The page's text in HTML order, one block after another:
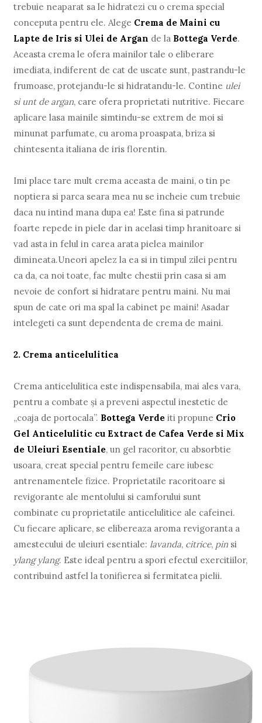
trebuie neaparat sa le hidratezi cu o crema special
conceputa pentru ele. Alege Crema de Maini cu
Lapte de Iris si Ulei de Argan de la Bottega Verde.
Aceasta crema le ofera mainilor tale o eliberare
imediata, indiferent de cat de uscate sunt, pastrandu-le
frumoase, protejandu-le si hidratandu-le. Contine ulei
si unt de argan, care ofera proprietati nutritive. Fiecare
aplicare lasa mainile simtindu-se extrem de moi si
minunat parfumate, cu aroma proaspata, briza si
chintesenta italiana de iris florentin.
Imi place tare mult crema aceasta de maini, o tin pe
noptiera si parca seara mea nu se incheie cum trebuie
daca nu intind mana dupa ea! Este fina si patrunde
foarte repede in piele dar in acelasi timp hranitoare si
vad asta in felul in carea arata pielea mainilor
dimineata.Uneori apelez la ea si in timpul zilei pentru
ca da, ca noi toate, fac multe chestii prin casa si am
nevoie de confort si hidratare pentru maini. Nu mai
spun de cate ori ma spal la cabinet pe maini! Asadar
intelegeti ca sunt dependenta de crema de maini.
2. Crema anticelulitica
Crema anticelulitica este indispensabila, mai ales vara,
pentru a combate și a preveni aspectul inestetic de
„coaja de portocala”. Bottega Verde iti propune Crio
Gel Anticelulitic cu Extract de Cafea Verde si Mix
de Uleiuri Esentiale, un gel racoritor, cu absorbtie
usoara, creat special pentru femeile care iubesc
antrenamentele fizice. Proprietatile racoritoare si
revigorante ale mentolului si camforului sunt
combinate cu proprietatile anticelulitice ale cafeinei.
Cu fiecare aplicare, se elibereaza aroma revigoranta a
amestecului de uleiuri esentiale:lavanda, citrice, pin si
ylang ylang. Este ideal pentru a spori efectul exercitiilor,
contribuind astfel la tonifierea si fermitatea pielii.